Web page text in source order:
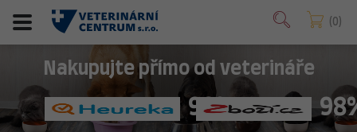
0
Nakupujte přímo od veterináře
98%